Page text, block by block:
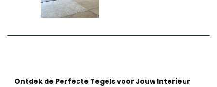
Play
Ontdek de Perfecte Tegels voor Jouw Interieur